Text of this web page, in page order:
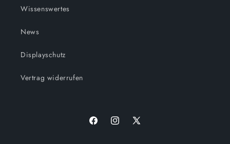
Wissenswertes
News
Displayschutz
Vertrag widerrufen
FacebookInstagram
X